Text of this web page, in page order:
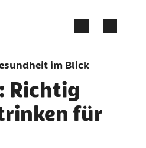
im Blick
Richtig
für